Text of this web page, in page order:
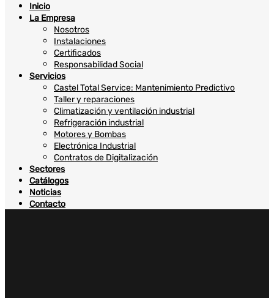
Inicio
La Empresa
Nosotros
Instalaciones
Certificados
Responsabilidad Social
Servicios
Castel Total Service: Mantenimiento Predictivo
Taller y reparaciones
Climatización y ventilación industrial
Refrigeración industrial
Motores y Bombas
Electrónica Industrial
Contratos de Digitalización
Sectores
Catálogos
Noticias
Contacto